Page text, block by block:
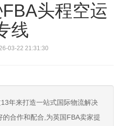
头程空运
线
03-22 21:31:30
年来打造一站式国际物流解决
合作和配合,为英国FBA卖家提